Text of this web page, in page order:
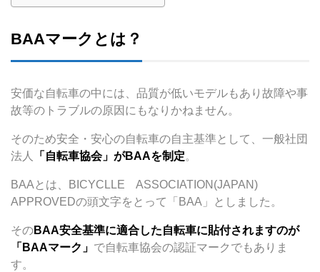
BAAマークとは？
安価な自転車の中には、品質が低いモデルもあり故障や事
故等のトラブルの原因にもなりかねません。
そのため安全・安心の自転車の自主基準として、一般社団
法人
「自転車協会」がBAAを制定。
BAAとは、BICYCLLE ASSOCIATION(JAPAN)
APPROVEDの頭文字をとって「BAA」としました。
そのBAA安全基準に適合した自転車に貼付されますのが
「BAAマーク」 で自転車協会の認証マークでもありま
す。